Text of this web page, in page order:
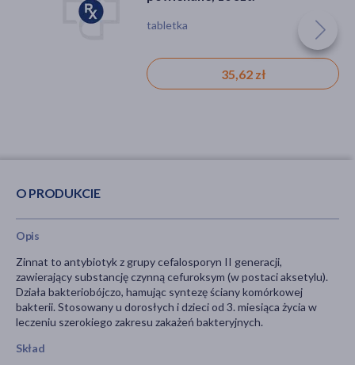
tabletka
35,62 zł
O PRODUKCIE
Opis
Zinnat to antybiotyk z grupy cefalosporyn II generacji,
zawierający substancję czynną cefuroksym (w postaci aksetylu).
Działa bakteriobójczo, hamując syntezę ściany komórkowej
bakterii. Stosowany u dorosłych i dzieci od 3. miesiąca życia w
leczeniu szerokiego zakresu zakażeń bakteryjnych.
Skład